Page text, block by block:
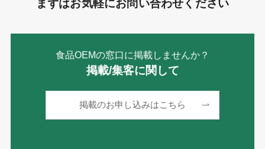
まずはお気軽にお問い合わせください
食品OEMの窓口に掲載しませんか？
掲載/集客に関して
掲載のお申し込みはこちら